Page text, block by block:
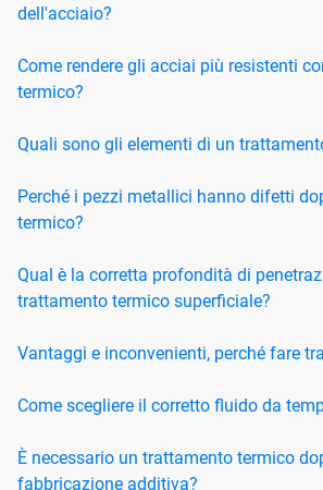
dell'acciaio?
Come rendere gli acciai più resistenti
termico?
Quali sono gli elementi di un
Perché i pezzi metallici hanno difetti
termico?
Qual è la corretta profondità di
trattamento termico superficiale?
Vantaggi e inconvenienti, perché fare
Come scegliere il corretto fluido da
È necessario un trattamento termico
fabbricazione additiva?